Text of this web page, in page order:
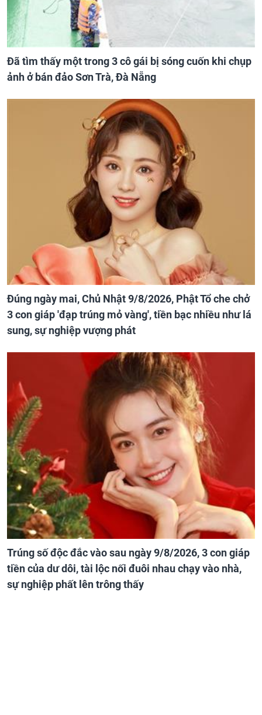
Đã tìm thấy một trong 3 cô gái bị sóng cuốn khi chụp
ảnh ở bán đảo Sơn Trà, Đà Nẵng
Đúng ngày mai, Chủ Nhật 9/8/2026, Phật Tổ che chở
3 con giáp 'đạp trúng mỏ vàng', tiền bạc nhiều như lá
sung, sự nghiệp vượng phát
Trúng số độc đắc vào sau ngày 9/8/2026, 3 con giáp
tiền của dư dôi, tài lộc nối đuôi nhau chạy vào nhà,
sự nghiệp phất lên trông thấy